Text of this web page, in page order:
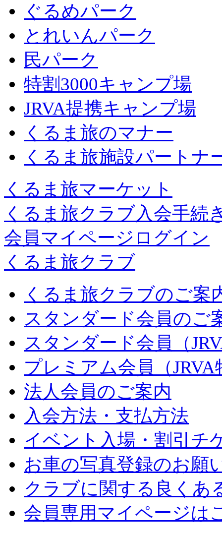
ぐるめパーク
とれいんパーク
民パーク
特割3000キャンプ場
JRVA提携キャンプ場
くるま旅のマナー
くるま旅施設パートナ
くるま旅マーケット
くるま旅クラブ入会手続
会員マイページログイン
くるま旅クラブ
くるま旅クラブのご案
スタンダード会員のご
スタンダード会員（
プレミアム会員（
法人会員のご案内
入会方法・支払方法
イベント入場・割引チ
お車の写真登録のお願
クラブに関する良くあ
会員専用マイページは